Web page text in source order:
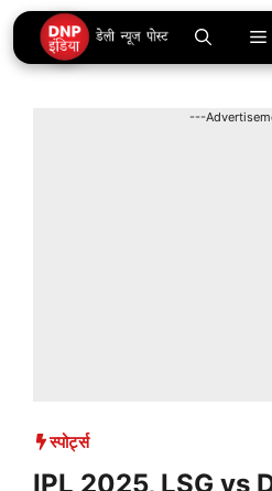
Skip
to
content
---
स्पोर्ट्स
IPL 2025, LSG vs